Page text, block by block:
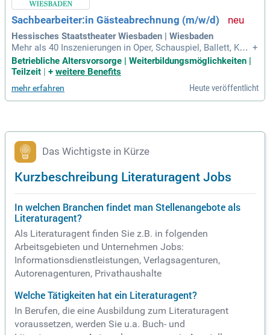
Sachbearbeiter:in Gästeabrechnung (m/w/d)
Hessisches Staatstheater Wiesbaden | Wiesbaden
Mehr als 40 Inszenierungen in Oper, Schauspiel, Ballett, Kon
zert und Kinder- und Jugendtheater bieten in jeder Spielzeit
ein vielfältiges kulturelles Angebot, welches sowohl klassis
dramatischen Gegenwartsliteratur
+
Betriebliche Altersvorsorge | Weiterbildungsmöglichkeiten |
Teilzeit | + weitere Benefits
mehr erfahren Heute veröffentlicht
Das Wichtigste in Kürze
Kurzbeschreibung Literaturagent Jobs
In welchen Branchen findet man Stellenangebote als
Literaturagent?
Als Literaturagent finden Sie z.B. in folgenden
Arbeitsgebieten und Unternehmen Jobs:
Informationsdienstleistungen, Verlagsagenturen,
Autorenagenturen, Privathaushalte
Welche Tätigkeiten hat ein Literaturagent?
In Berufen, die eine Ausbildung zum Literaturagent
voraussetzen, werden Sie u.a. Buch- und